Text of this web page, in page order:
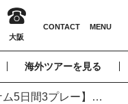
海外ツアーを見る
【ベトナム5日間3プレー】世界屈指のリンクス｢ホイアナショアーズGC｣に挑む 人気ゴルフリゾート・ダナンへ（添乗員同行／一人予約可能）